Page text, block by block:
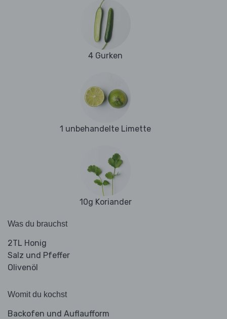
4 Gurken
1 unbehandelte Limette
10g Koriander
Was du brauchst
2TL Honig
Salz und Pfeffer
Olivenöl
Womit du kochst
Backofen und Auflaufform